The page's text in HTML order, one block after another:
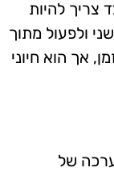
צריך להיות
ולפעול מתוך
אך הוא חיוני
של